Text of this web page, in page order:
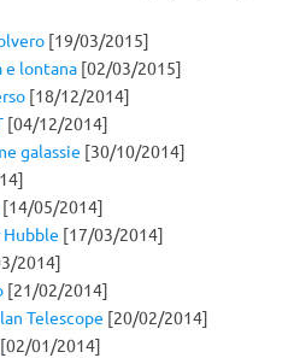
[19/03/2015]
e lontana[02/03/2015]
[18/12/2014]
[04/12/2014]
galassie [30/10/2014]
05/2014]
Hubble [17/03/2014]
2014]
[21/02/2014]
Telescope [20/02/2014]
[02/01/2014]